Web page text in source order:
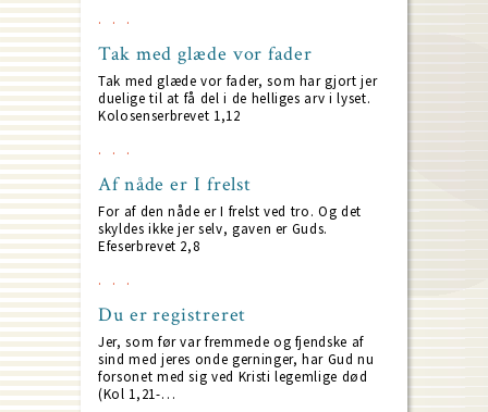
Tak med glæde vor fader
Tak med glæde vor fader, som har gjort jer
duelige til at få del i de helliges arv i lyset.
Kolosenserbrevet 1,12
Af nåde er I frelst
For af den nåde er I frelst ved tro. Og det
skyldes ikke jer selv, gaven er Guds.
Efeserbrevet 2,8
Du er registreret
Jer, som før var fremmede og fjendske af
sind med jeres onde gerninger, har Gud nu
forsonet med sig ved Kristi legemlige død
(Kol 1,21-…